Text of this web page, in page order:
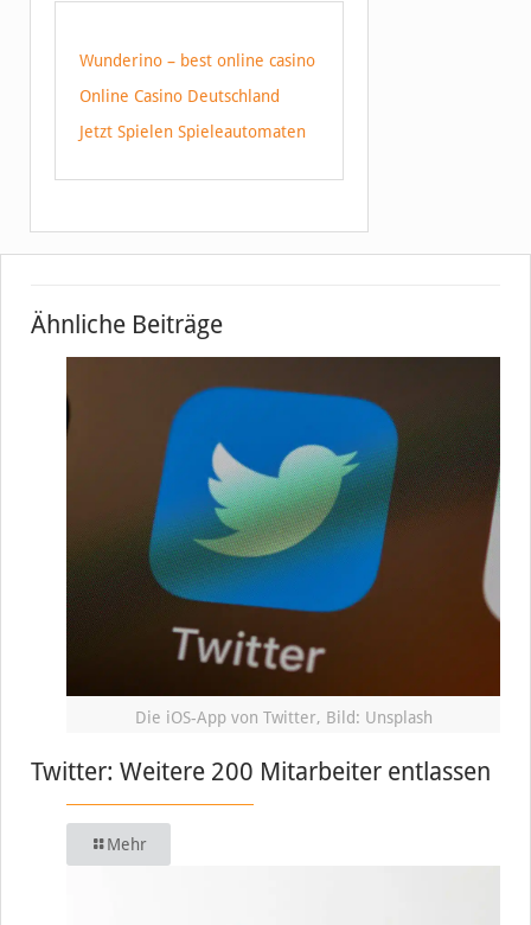
Wunderino – best online casino
Online Casino Deutschland
Jetzt Spielen Spieleautomaten
Ähnliche Beiträge
Die iOS-App von Twitter, Bild: Unsplash
Twitter: Weitere 200 Mitarbeiter entlassen
Mehr